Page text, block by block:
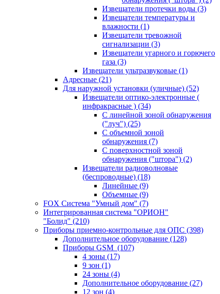
Извещатели протечки воды (3)
Извещатели температуры и
влажности (1)
Извещатели тревожной
сигнализации (3)
Извещатели угарного и горючего
газа (3)
Извещатели ультразвуковые (1)
Адресные (21)
Для наружной установки (уличные) (52)
Извещатели оптико-электронные (
инфракрасные ) (34)
С линейной зоной обнаружения
("луч") (25)
С объемной зоной
обнаружения (7)
С поверхностной зоной
обнаружения ("штора") (2)
Извещатели радиоволновые
(беспроводные) (18)
Линейные (9)
Объемные (9)
FOX Система "Умный дом" (7)
Интегрированная система "ОРИОН"
"Болид" (210)
Приборы приемно-контрольные для ОПС (398)
Дополнительное оборудование (128)
Приборы GSM (107)
4 зоны (17)
9 зон (1)
24 зоны (4)
Дополнительное оборудование (27)
12 зон (4)